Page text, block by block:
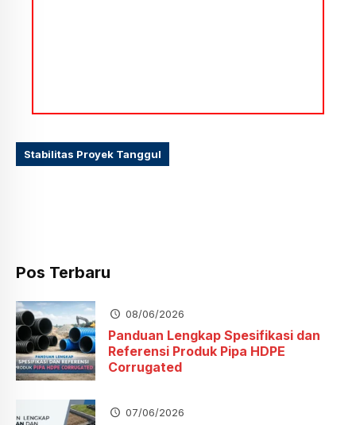
Stabilitas Proyek Tanggul
Pos Terbaru
08/06/2026
Panduan Lengkap Spesifikasi dan
Referensi Produk Pipa HDPE
Corrugated
07/06/2026